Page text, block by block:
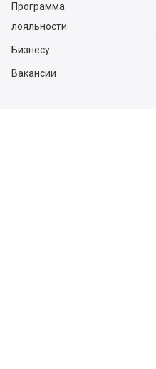
Программа
лояльности
Бизнесу
Вакансии